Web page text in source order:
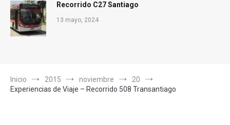
Recorrido C27 Santiago
13 mayo, 2024
Inicio 2015 noviembre
20
Experiencias de Viaje – Recorrido 508 Transantiago